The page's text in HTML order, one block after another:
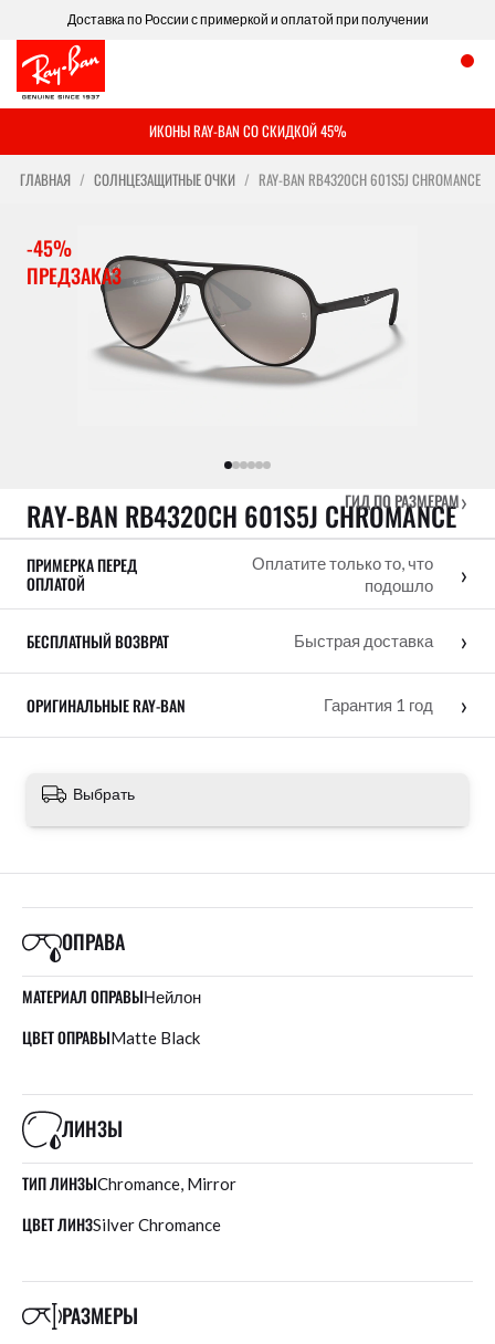
Доставка по России с примеркой и оплатой при получении
ИКОНЫ RAY-BAN СО СКИДКОЙ 45%
ГЛАВНАЯ СОЛНЦЕЗАЩИТНЫЕ ОЧКИ RAY-BAN RB4320CH 601S5J CHROMANCE
-45%
ПРЕДЗАКАЗ
RAY-BAN RB4320CH 601S5J CHROMANCE
ГИД ПО РАЗМЕРАМ›
ПРИМЕРКА ПЕРЕД
ОПЛАТОЙ
Оплатите только то, что
подошло
›
БЕСПЛАТНЫЙ ВОЗВРАТ Быстрая доставка ›
ОРИГИНАЛЬНЫЕ RAY-BAN Гарантия 1 год ›
Выбрать
ОПРАВА
МАТЕРИАЛ ОПРАВЫНейлон
ЦВЕТ ОПРАВЫMatte Black
ЛИНЗЫ
ТИП ЛИНЗЫChromance, Mirror
ЦВЕТ ЛИНЗSilver Chromance
РАЗМЕРЫ